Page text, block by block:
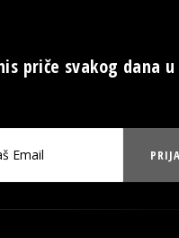
priče svakog dana u